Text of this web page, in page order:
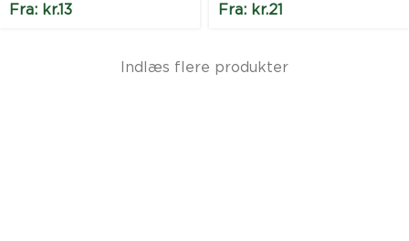
Fra: kr.13 Fra: kr.21
Indlæs flere produkter